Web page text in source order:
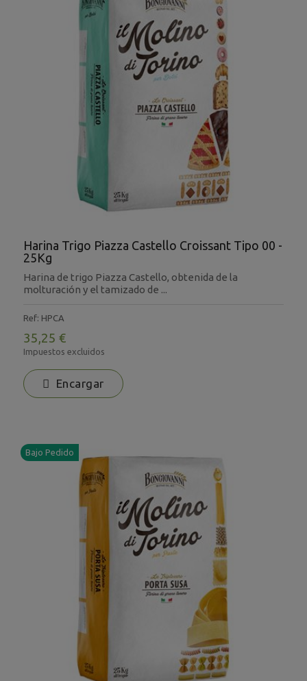
Harina Trigo Piazza Castello Croissant Tipo 00 -
25Kg
Harina de trigo Piazza Castello, obtenida de la
molturación y el tamizado de ...
Ref: HPCA
35,25 €
Impuestos excluidos
Encargar
Bajo Pedido